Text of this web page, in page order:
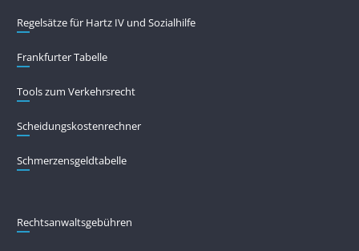
Regelsätze für Hartz IV und Sozialhilfe
Frankfurter Tabelle
Tools zum Verkehrsrecht
Scheidungskostenrechner
Schmerzensgeldtabelle
Rechtsanwaltsgebühren